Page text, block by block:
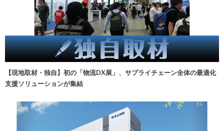
【現地取材・独自】初の「物流DX展」、サプライチェーン全体の最適化
支援ソリューションが集結